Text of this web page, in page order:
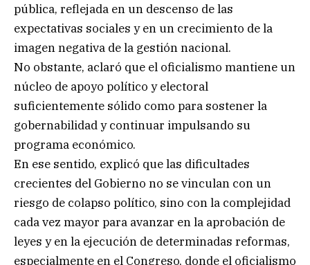
pública, reflejada en un descenso de las
expectativas sociales y en un crecimiento de la
imagen negativa de la gestión nacional.
No obstante, aclaró que el oficialismo mantiene un
núcleo de apoyo político y electoral
suficientemente sólido como para sostener la
gobernabilidad y continuar impulsando su
programa económico.
En ese sentido, explicó que las dificultades
crecientes del Gobierno no se vinculan con un
riesgo de colapso político, sino con la complejidad
cada vez mayor para avanzar en la aprobación de
leyes y en la ejecución de determinadas reformas,
especialmente en el Congreso, donde el oficialismo